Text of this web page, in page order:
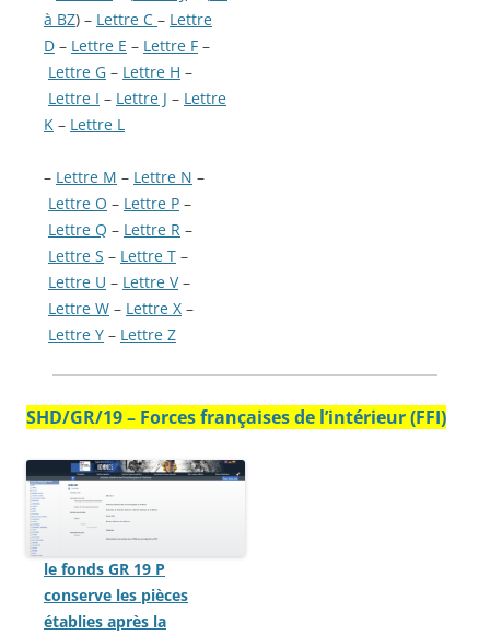
à BZ) – Lettre C – Lettre
D – Lettre E – Lettre F –
Lettre G – Lettre H –
Lettre I – Lettre J – Lettre
K – Lettre L
– Lettre M – Lettre N –
Lettre O – Lettre P –
Lettre Q – Lettre R –
Lettre S – Lettre T –
Lettre U – Lettre V–
Lettre W – Lettre X –
Lettre Y – Lettre Z
SHD/GR/19 – Forces françaises de l’intérieur (FFI)
le fonds GR 19 P
conserve les pièces
établies après la